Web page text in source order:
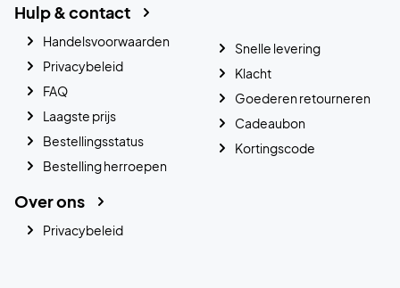
Hulp & contact
Handelsvoorwaarden
Privacybeleid
FAQ
Laagste prijs
Bestellingsstatus
Bestelling herroepen
Snelle levering
Klacht
Goederen retourneren
Cadeaubon
Kortingscode
Over ons
Privacybeleid